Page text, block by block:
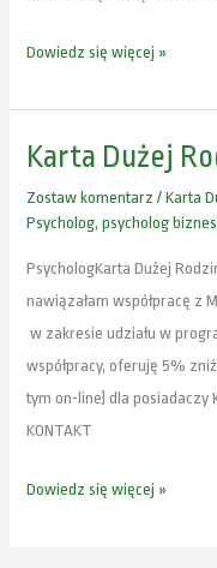
Dowiedz się więcej »
Karta Dużej
Zostaw komentarz /Karta
Psycholog,psycholog
PsychologKarta Dużej
nawiązałam współpracę z
w zakresie udziału w
współpracy, oferuję 5%
tym on-line) dla posiadaczy
KONTAKT
Karta
Rodziny
Dowiedz się więcej »